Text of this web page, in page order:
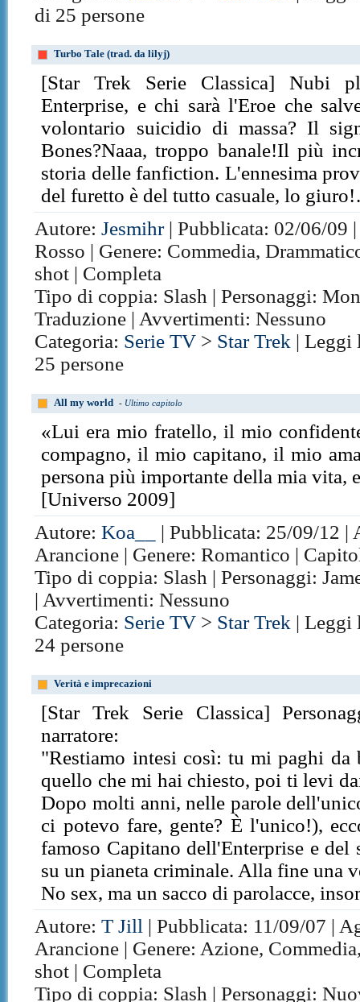
di 25 persone
Turbo Tale (trad. da lilyj)
[Star Trek Serie Classica] Nubi
Enterprise, e chi sarà l'Eroe che
volontario suicidio di massa? Il
Bones?Naaa, troppo banale!Il più
storia delle fanfiction. L'ennesima
del furetto è del tutto casuale, lo
Autore:Jesmihr| Pubblicata: 02/06/09
Rosso | Genere: Commedia,
shot | Completa
Tipo di coppia: Slash | Personaggi:
Traduzione | Avvertimenti: Nessuno
Categoria: Serie TV > Star Trek | Leggi
25 persone
All my world - Ultimo capitolo
«Lui era mio fratello, il mio
compagno, il mio capitano, il mio
persona più importante della mia vita,
[Universo 2009]
Autore:Koa__
| Pubblicata: 25/09/12 |
Arancione | Genere: Romantico |
Tipo di coppia: Slash | Personaggi:
| Avvertimenti: Nessuno
Categoria: Serie TV > Star Trek | Leggi
24 persone
Verità e imprecazioni
[Star Trek Serie Classica]
narratore:
"Restiamo intesi così: tu mi paghi da
quello che mi hai chiesto, poi ti levi
Dopo molti anni, nelle parole
ci potevo fare, gente? È l'unico!),
famoso Capitano dell'Enterprise e
su un pianeta criminale. Alla fine una
No sex, ma un sacco di parolacce,
Autore:T Jill | Pubblicata: 11/09/07 |
Arancione | Genere: Azione,
shot | Completa
Tipo di coppia: Slash | Personaggi: